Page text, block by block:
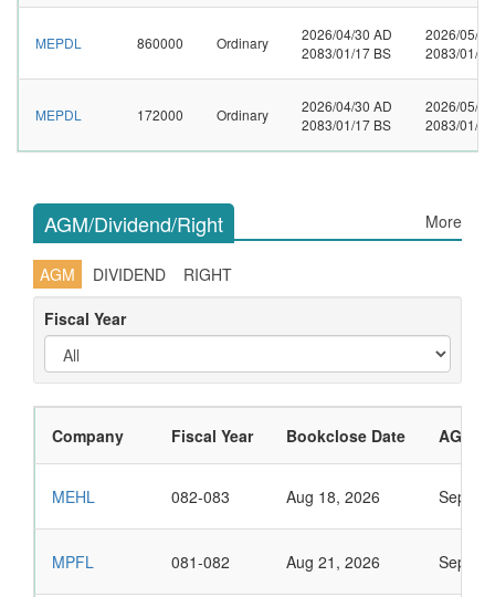
MEPDL 860000 Ordinary
2026/04/30 AD
2083/01/17 BS
2026/05/
2083/01/
MEPDL 172000 Ordinary
2026/04/30 AD
2083/01/17 BS
2026/05/
2083/01/
AGM/Dividend/Right More
AGM DIVIDEND
RIGHT
Fiscal Year
Company Fiscal Year Bookclose Date AGM
MEHL 082-083 Aug 18, 2026 Sep
MPFL 081-082 Aug 21, 2026 Sep